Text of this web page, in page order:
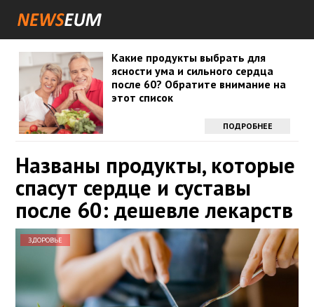
Какие продукты выбрать для
ясности ума и сильного сердца
после 60? Обратите внимание на
этот список
ПОДРОБНЕЕ
Названы продукты, которые
спасут сердце и суставы
после 60: дешевле лекарств
ЗДОРОВЬЕ